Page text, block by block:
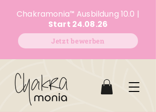
Chakramonia™ Ausbildung 10.0 |
Start 24.08.26
Jetzt bewerben